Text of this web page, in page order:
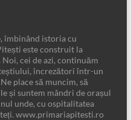
îmbinând istoria cu
este construit la
cei de azi, continuăm
încrezători într-un
place să muncim, să
și suntem mândri de orașul
unde, cu ospitalitatea
www.primariapitesti.ro